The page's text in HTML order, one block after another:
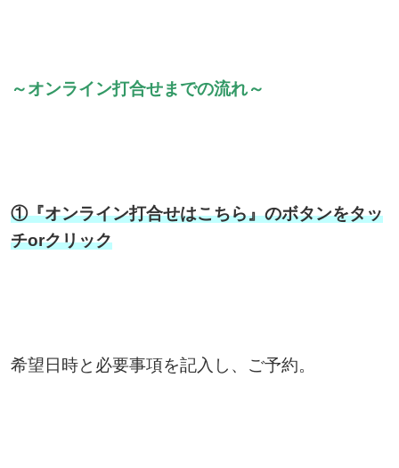
～オンライン打合せまでの流れ～
①『オンライン打合せはこちら』のボタンをタッ
チorクリック
希望日時と必要事項を記入し、ご予約。